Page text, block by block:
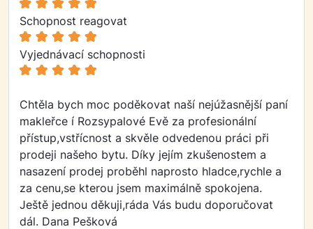
Schopnost reagovat
Vyjednávací schopnosti
Chtěla bych moc poděkovat naší nejúžasnější paní
makleřce í Rozsypalové Evě za profesionální
přístup,vstřícnost a skvěle odvedenou práci při
prodeji našeho bytu. Díky jejím zkušenostem a
nasazení prodej proběhl naprosto hladce,rychle a
za cenu,se kterou jsem maximálně spokojena.
Ještě jednou děkuji,ráda Vás budu doporučovat
dál. Dana Pešková